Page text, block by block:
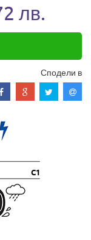
лв.
Сподели в
C1